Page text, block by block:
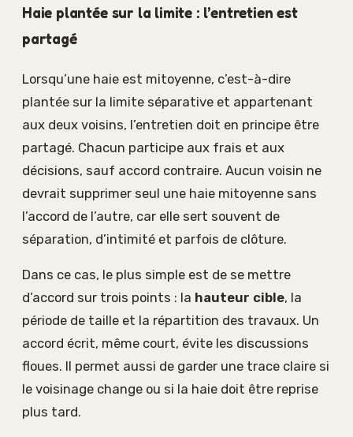
Haie plantée sur la limite : l’entretien est
partagé
Lorsqu’une haie est mitoyenne, c’est-à-dire
plantée sur la limite séparative et appartenant
aux deux voisins, l’entretien doit en principe être
partagé. Chacun participe aux frais et aux
décisions, sauf accord contraire. Aucun voisin ne
devrait supprimer seul une haie mitoyenne sans
l’accord de l’autre, car elle sert souvent de
séparation, d’intimité et parfois de clôture.
Dans ce cas, le plus simple est de se mettre
d’accord sur trois points : la hauteur cible, la
période de taille et la répartition des travaux. Un
accord écrit, même court, évite les discussions
floues. Il permet aussi de garder une trace claire si
le voisinage change ou si la haie doit être reprise
plus tard.